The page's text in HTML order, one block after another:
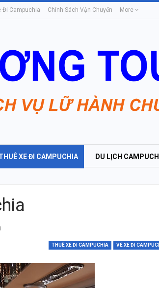
Đi Campuchia Chính Sách Vận Chuyển More
XE ĐI CAMPUCHIA DU LỊCH
THUÊ XE ĐI CAMPUCHIA VÉ XE ĐI